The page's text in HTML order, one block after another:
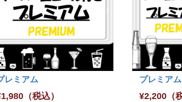
レミアム
1,980 （税込）
プレミア
¥2,200 （